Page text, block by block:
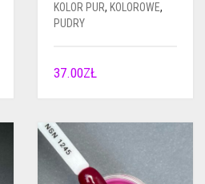
KOLOR PUR, KOLOROWE,
PUDRY
37.00ZŁ